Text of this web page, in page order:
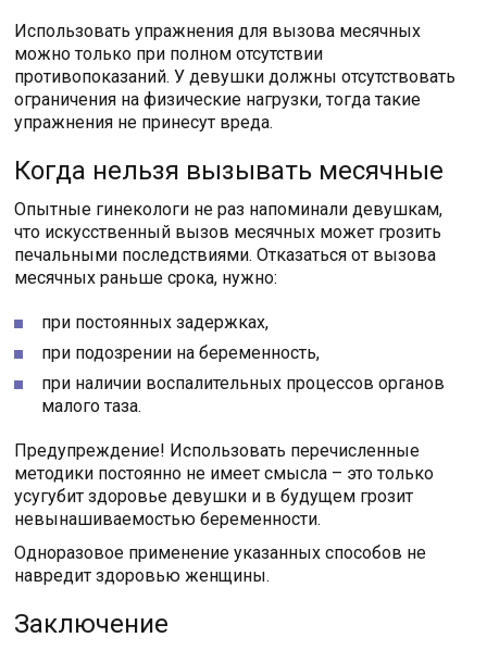
Использовать упражнения для вызова месячных
можно только при полном отсутствии
противопоказаний. У девушки должны отсутствовать
ограничения на физические нагрузки, тогда такие
упражнения не принесут вреда.
Когда нельзя вызывать месячные
Опытные гинекологи не раз напоминали девушкам,
что искусственный вызов месячных может грозить
печальными последствиями. Отказаться от вызова
месячных раньше срока, нужно:
при постоянных задержках,
при подозрении на беременность,
при наличии воспалительных процессов органов
малого таза.
Предупреждение! Использовать перечисленные
методики постоянно не имеет смысла – это только
усугубит здоровье девушки и в будущем грозит
невынашиваемостью беременности.
Одноразовое применение указанных способов не
навредит здоровью женщины.
Заключение